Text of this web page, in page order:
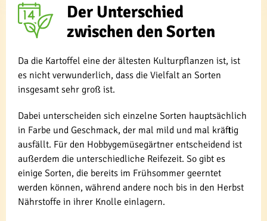
Der Unterschied
zwischen den Sorten
Da die Kartoffel eine der ältesten Kulturpflanzen ist, ist
es nicht verwunderlich, dass die Vielfalt an Sorten
insgesamt sehr groß ist.
Dabei unterscheiden sich einzelne Sorten hauptsächlich
in Farbe und Geschmack, der mal mild und mal kräftig
ausfällt. Für den Hobbygemüsegärtner entscheidend ist
außerdem die unterschiedliche Reifezeit. So gibt es
einige Sorten, die bereits im Frühsommer geerntet
werden können, während andere noch bis in den Herbst
Nährstoffe in ihrer Knolle einlagern.